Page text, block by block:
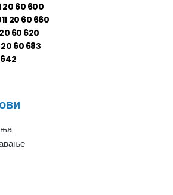
20 60 600
20 60 660
20 60 620
20 60 68З